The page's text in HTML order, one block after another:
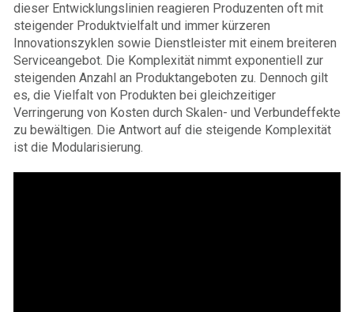
dieser Entwicklungslinien reagieren Produzenten oft mit
steigender Produktvielfalt und immer kürzeren
Innovationszyklen sowie Dienstleister mit einem breiteren
Serviceangebot. Die Komplexität nimmt exponentiell zur
steigenden Anzahl an Produktangeboten zu. Dennoch gilt
es, die Vielfalt von Produkten bei gleichzeitiger
Verringerung von Kosten durch Skalen- und Verbundeffekte
zu bewältigen. Die Antwort auf die steigende Komplexität
ist die Modularisierung.